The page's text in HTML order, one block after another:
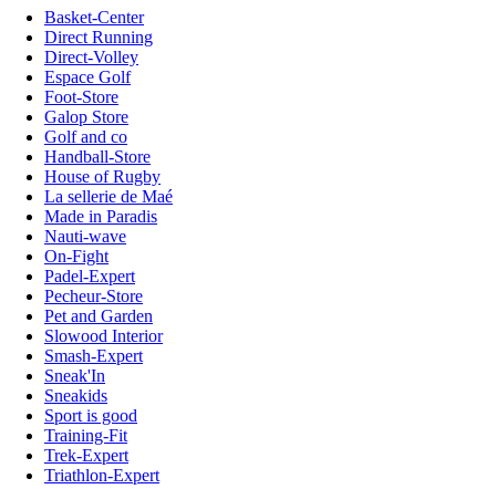
Basket-Center
Direct Running
Direct-Volley
Espace Golf
Foot-Store
Galop Store
Golf and co
Handball-Store
House of Rugby
La sellerie de Maé
Made in Paradis
Nauti-wave
On-Fight
Padel-Expert
Pecheur-Store
Pet and Garden
Slowood Interior
Smash-Expert
Sneak'In
Sneakids
Sport is good
Training-Fit
Trek-Expert
Triathlon-Expert